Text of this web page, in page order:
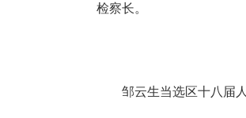
检察长。
邹云生当选区十八届